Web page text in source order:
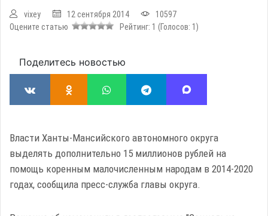
vixey 12 сентября 2014
10597
Оцените статью
Рейтинг: 1 (Голосов: 1 )
Поделитесь новостью
Власти Ханты-Мансийского автономного округа
выделять дополнительно 15 миллионов рублей на
помощь коренным малочисленным народам в 2014-2020
годах, сообщила пресс-служба главы округа.